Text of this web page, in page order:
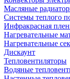
Масляные
Системы теплого
Инфракрасная
Нагревательные
Нагревательные
Дискаунт
Тепловентиляторы
Водяные